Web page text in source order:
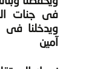
فى جنات
ويدخلنا فى
آمين